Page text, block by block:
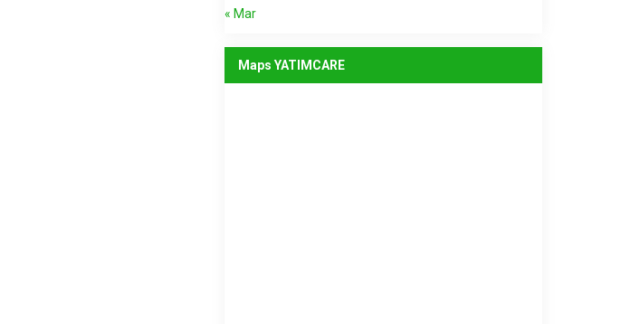
« Mar
Maps YATIMCARE